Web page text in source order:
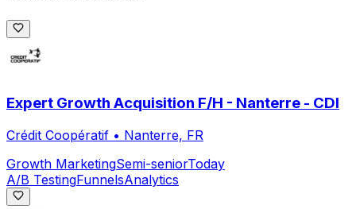
Expert Growth Acquisition F/H - Nanterre - CDI
Crédit Coopératif • Nanterre, FR
Growth MarketingSemi-seniorToday
A/B TestingFunnelsAnalytics